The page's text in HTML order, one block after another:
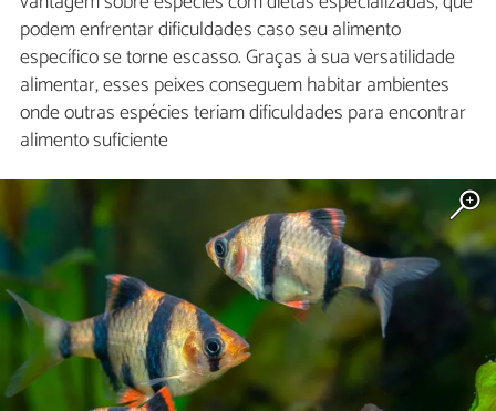
podem enfrentar dificuldades caso seu alimento
específico se torne escasso. Graças à sua versatilidade
alimentar, esses peixes conseguem habitar ambientes
onde outras espécies teriam dificuldades para encontrar
alimento suficiente